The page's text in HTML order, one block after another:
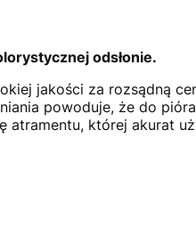
odsłonie.
jakości za rozsądną
powoduje, że do
atramentu, której akurat